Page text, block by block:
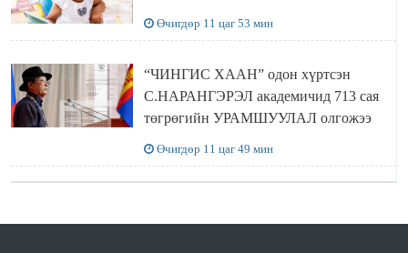
Өчигдөр 11 цаг 53 мин
“ЧИНГИС ХААН” одон хүртсэн
С.НАРАНГЭРЭЛ академичид 713 сая
төгрөгийн УРАМШУУЛАЛ олгожээ
Өчигдөр 11 цаг 49 мин